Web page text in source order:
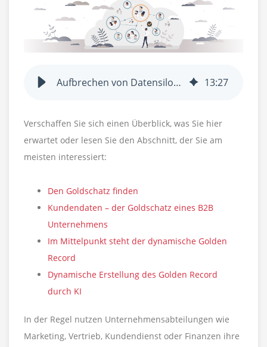
Aufbrechen von Datensilos als Schlüssel zum Erfolg von hyperpersonalisiertem Marketing 13:27
Verschaffen Sie sich einen Überblick, was Sie hier
erwartet oder lesen Sie den Abschnitt, der Sie am
meisten interessiert:
Den Goldschatz finden
Kundendaten – der Goldschatz eines B2B
Unternehmens
Im Mittelpunkt steht der dynamische Golden
Record
Dynamische Erstellung des Golden Record
durch KI
In der Regel nutzen Unternehmensabteilungen wie
Marketing, Vertrieb, Kundendienst oder Finanzen ihre